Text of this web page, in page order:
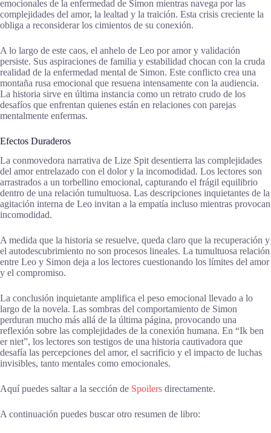
emocionales de la enfermedad de Simon mientras navega por las
complejidades del amor, la lealtad y la traición. Esta crisis creciente la
obliga a reconsiderar los cimientos de su conexión.
A lo largo de este caos, el anhelo de Leo por amor y validación
persiste. Sus aspiraciones de familia y estabilidad chocan con la cruda
realidad de la enfermedad mental de Simon. Este conflicto crea una
montaña rusa emocional que resuena intensamente con la audiencia.
La historia sirve en última instancia como un retrato crudo de los
desafíos que enfrentan quienes están en relaciones con parejas
mentalmente enfermas.
Efectos Duraderos
La conmovedora narrativa de Lize Spit desentierra las complejidades
del amor entrelazado con el dolor y la incomodidad. Los lectores son
arrastrados a un torbellino emocional, capturando el frágil equilibrio
dentro de una relación tumultuosa. Las descripciones inquietantes de la
agitación interna de Leo invitan a la empatía incluso mientras provocan
incomodidad.
A medida que la historia se resuelve, queda claro que la recuperación y
el autodescubrimiento no son procesos lineales. La tumultuosa relación
entre Leo y Simon deja a los lectores cuestionando los límites del amor
y el compromiso.
La conclusión inquietante amplifica el peso emocional llevado a lo
largo de la novela. Las sombras del comportamiento de Simon
perduran mucho más allá de la última página, provocando una
reflexión sobre las complejidades de la conexión humana. En “Ik ben
er niet”, los lectores son testigos de una historia cautivadora que
desafía las percepciones del amor, el sacrificio y el impacto de luchas
invisibles, tanto mentales como emocionales.
Aquí puedes saltar a la sección de Spoilers directamente.
A continuación puedes buscar otro resumen de libro: